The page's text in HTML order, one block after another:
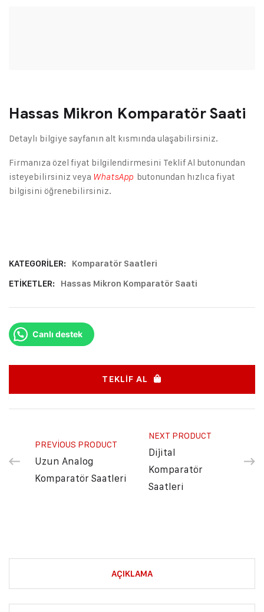
Hassas Mikron Komparatör Saati
Detaylı bilgiye sayfanın alt kısmında ulaşabilirsiniz.
Firmanıza özel fiyat bilgilendirmesini Teklif Al butonundan
isteyebilirsiniz veya WhatsApp butonundan hızlıca fiyat
bilgisini öğrenebilirsiniz.
KATEGORILER:
Komparatör Saatleri
ETIKETLER:
Hassas Mikron Komparatör Saati
Canlı destek
TEKLIF AL
PREVIOUS PRODUCT
Uzun Analog
Komparatör Saatleri
NEXT PRODUCT
Dijital
Komparatör
Saatleri
AÇIKLAMA